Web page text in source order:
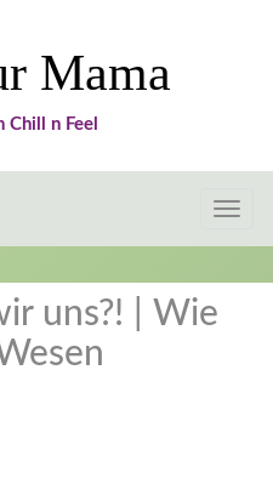
Mama
Chill n Feel
Toggle
uns?! | Wie